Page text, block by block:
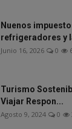
Nuenos
refrigeradores y
Junio 16, 2026 0
Turismo
Viajar Respon...
Agosto 9, 2024 0